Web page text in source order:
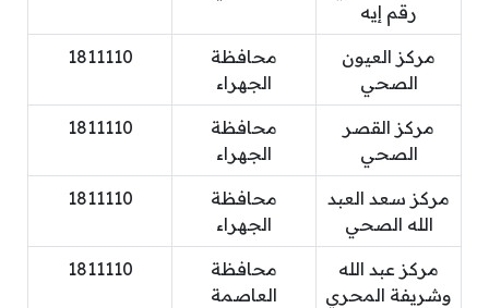
رقم إيه
مركز العيون
الصحي
محافظة
الجهراء
1811110
مركز القصر
الصحي
محافظة
الجهراء
1811110
مركز سعد العبد
الله الصحي
محافظة
الجهراء
1811110
مركز عبد الله
وشريفة المحري
محافظة
العاصمة
1811110